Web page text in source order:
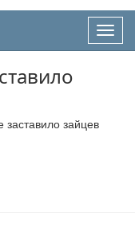
заставило зайцев